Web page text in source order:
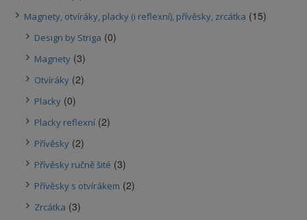
Magnety, otvíráky, placky (i reflexní), přívěsky, zrcátka (15)
Design by Striga (0)
Magnety (3)
Otvíráky (2)
Placky (0)
Placky reflexní (2)
Přívěsky (2)
Přívěsky ručně šité (3)
Přívěsky s otvírákem (2)
Zrcátka (3)